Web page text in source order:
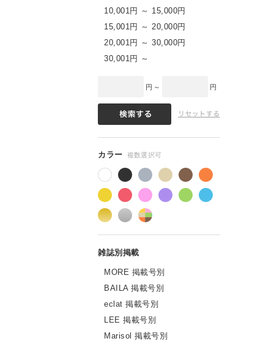
10,001円 ～ 15,000円
15,001円 ～ 20,000円
20,001円 ～ 30,000円
30,001円 ～
円 ～ 円
MORE 掲載号別
BAILA 掲載号別
eclat 掲載号別
LEE 掲載号別
Marisol 掲載号別